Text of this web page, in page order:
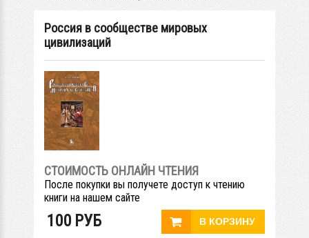
Россия в сообществе мировых
цивилизаций
СТОИМОСТЬ ОНЛАЙН ЧТЕНИЯ
После покупки вы получете доступ к чтению
книги на нашем сайте
100 РУБ